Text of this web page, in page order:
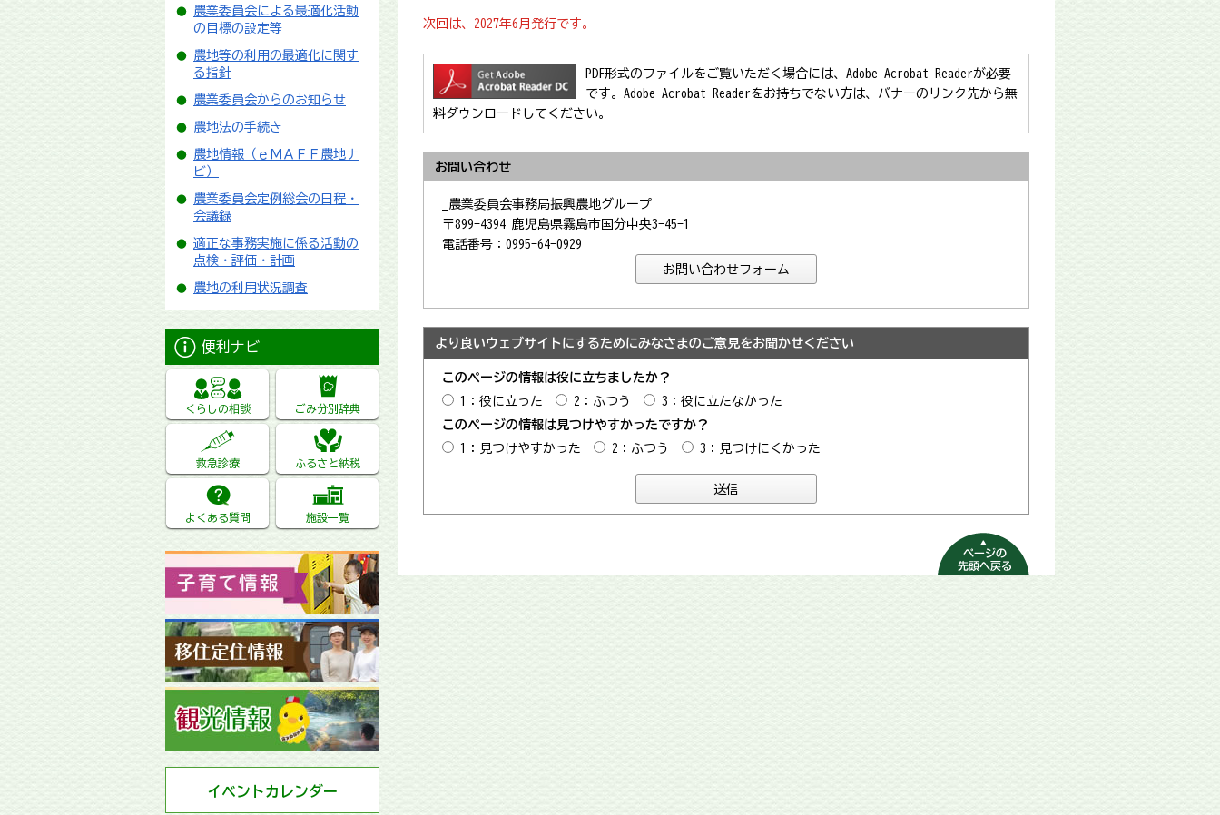
農業委員会による最適化活動
の目標の設定等
農地等の利用の最適化に関す
る指針
農業委員会からのお知らせ
農地法の手続き
農地情報（ｅＭＡＦＦ農地ナ
ビ）
農業委員会定例総会の日程・
会議録
適正な事務実施に係る活動の
点検・評価・計画
農地の利用状況調査
便利ナビ
くらしの相談 ごみ分別辞典
救急診療 ふるさと納税
よくある質問 施設一覧
イベントカレンダー
次回は、2027年6月発行です。
PDF形式のファイルをご覧いただく場合には、Adobe Acrobat Readerが必要
です。Adobe Acrobat Readerをお持ちでない方は、バナーのリンク先から無
料ダウンロードしてください。
お問い合わせ
_農業委員会事務局振興農地グループ
〒899-4394 鹿児島県霧島市国分中央3-45-1
電話番号：0995-64-0929
より良いウェブサイトにするためにみなさまのご意見をお聞かせください
このページの情報は役に立ちましたか？
1：役に立った
2：ふつう
3：役に立たなかった
このページの情報は見つけやすかったですか？
1：見つけやすかった
2：ふつう 3：見つけにくかった
ページの先頭へ
戻る